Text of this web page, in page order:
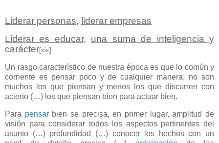
Liderar personas, liderar empresas
Liderar es educar, una suma de inteligencia y
carácter[xix]
Un rasgo característico de nuestra época es que lo común y
corriente es pensar poco y de cualquier manera; no son
muchos los que piensan y menos los que discurren con
acierto (…) los que piensan bien para actuar bien.
Para pensarbien se precisa, en primer lugar, amplitud de
visión para considerar todos los aspectos pertinentes del
asunto (…) profundidad (…) conocer los hechos con un